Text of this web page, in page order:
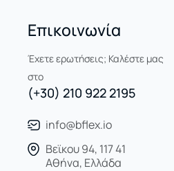
Επικοινωνία
Έχετε ερωτήσεις; Καλέστε μας
στο
(+30) 210 922 2195
info@bflex.io
Βεϊκου 94, 117 41
Αθήνα, Ελλάδα